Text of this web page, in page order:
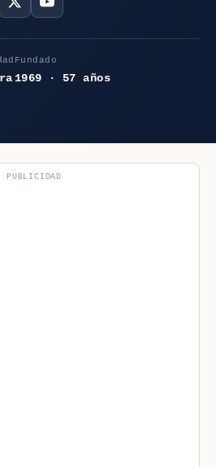
Fundado
1969 · 57 años
PUBLICIDAD